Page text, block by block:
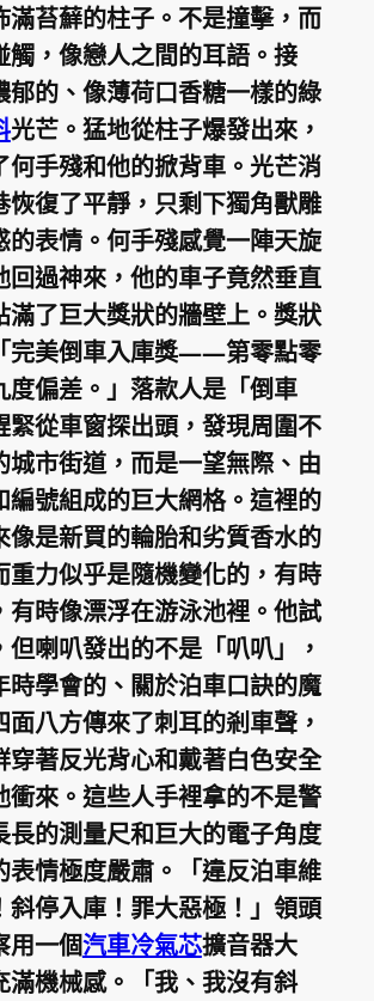
滿苔蘚的柱子。不是撞擊，而
觸，像戀人之間的耳語。接
郁的、像薄荷口香糖一樣的綠
光芒。猛地從柱子爆發出來，
何手殘和他的掀背車。光芒消
恢復了平靜，只剩下獨角獸雕
的表情。何手殘感覺一陣天旋
回過神來，他的車子竟然垂直
滿了巨大獎狀的牆壁上。獎狀
完美倒車入庫獎——第零點零
度偏差。」落款人是「倒車
緊從車窗探出頭，發現周圍不
城市街道，而是一望無際、由
編號組成的巨大網格。這裡的
像是新買的輪胎和劣質香水的
重力似乎是隨機變化的，有時
有時像漂浮在游泳池裡。他試
但喇叭發出的不是「叭叭」，
時學會的、關於泊車口訣的魔
面八方傳來了刺耳的剎車聲，
穿著反光背心和戴著白色安全
衝來。這些人手裡拿的不是警
長的測量尺和巨大的電子角度
表情極度嚴肅。「違反泊車維
斜停入庫！罪大惡極！」領頭
用一個汽車冷氣芯擴音器大
滿機械感。「我、我沒有斜